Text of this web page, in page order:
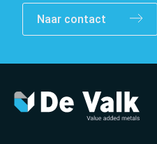
Contact
Naar contact